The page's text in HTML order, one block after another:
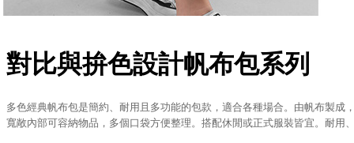
對比與拚色設計帆布包系列
多色經典帆布包是簡約、耐用且多功能的包款，適合各種場合。由帆布製成
寬敞內部可容納物品，多個口袋方便整理。搭配休閒或正式服裝皆宜。耐用